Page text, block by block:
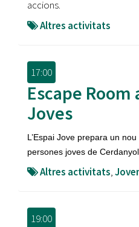
accions.
Altres activitats
17:00
Escape Room
Joves
L’Espai Jove prepara un
persones joves de
Altres activitats,
19:00